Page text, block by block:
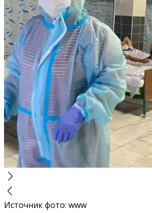
Источник фото: www